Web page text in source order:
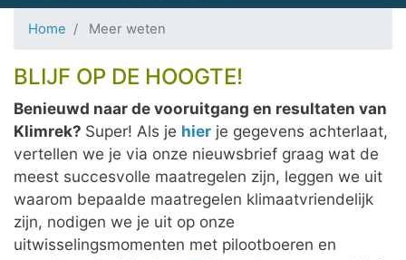
Home Meer weten
BLIJF OP DE HOOGTE!
Benieuwd naar de vooruitgang en resultaten van
Klimrek? Super! Als je hier je gegevens achterlaat,
vertellen we je via onze nieuwsbrief graag wat de
meest succesvolle maatregelen zijn, leggen we uit
waarom bepaalde maatregelen klimaatvriendelijk
zijn, nodigen we je uit op onze
uitwisselingsmomenten met pilootboeren en